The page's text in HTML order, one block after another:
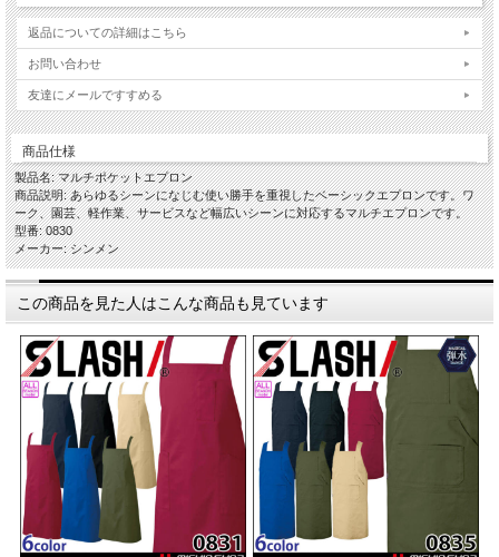
返品についての詳細はこちら
お問い合わせ
友達にメールですすめる
商品仕様
製品名: マルチポケットエプロン
商品説明: あらゆるシーンになじむ使い勝手を重視したベーシックエプロンです。ワ
ーク、園芸、軽作業、サービスなど幅広いシーンに対応するマルチエプロンです。
型番: 0830
メーカー: シンメン
この商品を見た人はこんな商品も見ています